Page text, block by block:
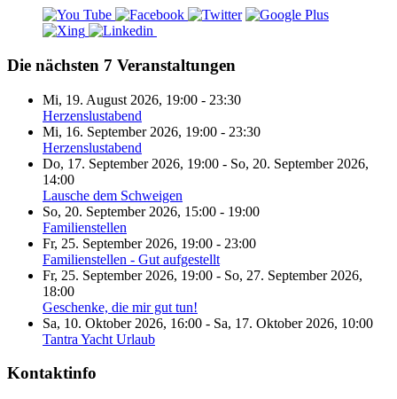
Die nächsten 7 Veranstaltungen
Mi, 19. August 2026, 19:00 - 23:30
Herzenslustabend
Mi, 16. September 2026, 19:00 - 23:30
Herzenslustabend
Do, 17. September 2026, 19:00 - So, 20. September 2026,
14:00
Lausche dem Schweigen
So, 20. September 2026, 15:00 - 19:00
Familienstellen
Fr, 25. September 2026, 19:00 - 23:00
Familienstellen - Gut aufgestellt
Fr, 25. September 2026, 19:00 - So, 27. September 2026,
18:00
Geschenke, die mir gut tun!
Sa, 10. Oktober 2026, 16:00 - Sa, 17. Oktober 2026, 10:00
Tantra Yacht Urlaub
Kontaktinfo